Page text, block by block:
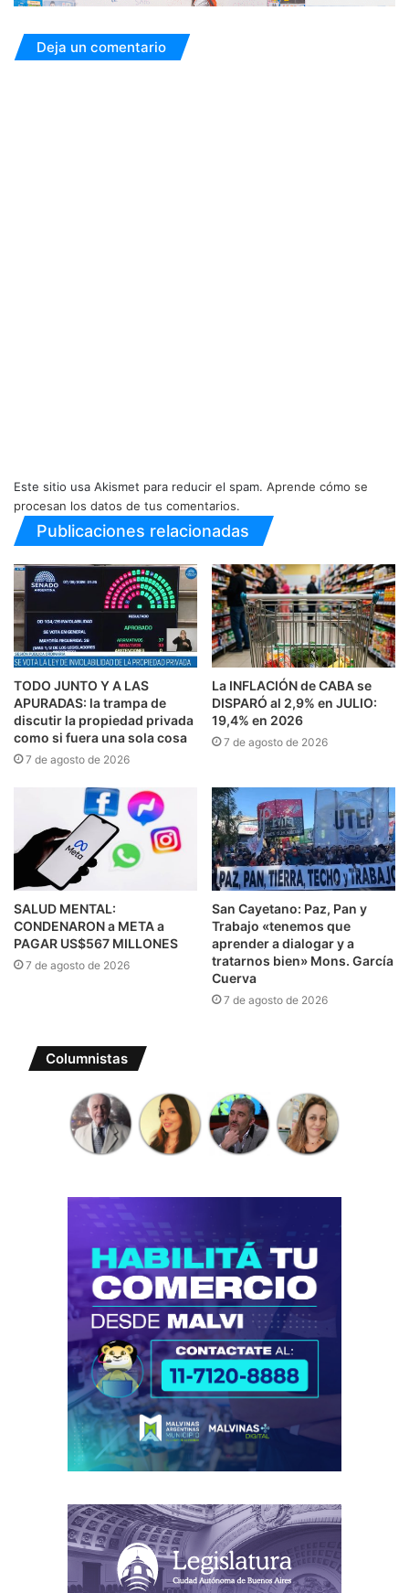
Deja un comentario
Este sitio usa Akismet para reducir el spam. Aprende cómo se
procesan los datos de tus comentarios.
Publicaciones relacionadas
TODO JUNTO Y A LAS
APURADAS: la trampa de
discutir la propiedad privada
como si fuera una sola cosa
7 de agosto de 2026
La INFLACIÓN de CABA se
DISPARÓ al 2,9% en JULIO:
19,4% en 2026
7 de agosto de 2026
SALUD MENTAL:
CONDENARON a META a
PAGAR US$567 MILLONES
7 de agosto de 2026
San Cayetano: Paz, Pan y
Trabajo «tenemos que
aprender a dialogar y a
tratarnos bien» Mons. García
Cuerva
7 de agosto de 2026
Columnistas